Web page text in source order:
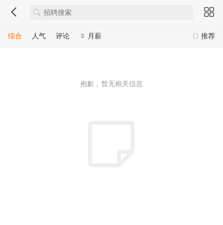
推荐
综合 人气 评论 月薪
抱歉，暂无相关信息